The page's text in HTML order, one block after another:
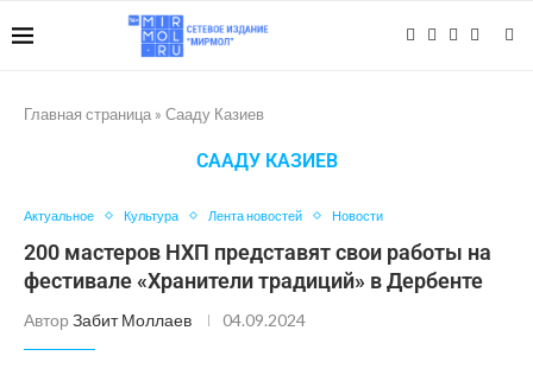
Главная страница » Сааду Казиев
СААДУ КАЗИЕВ
Актуальное Культура Лента новостей Новости
200 мастеров НХП представят свои работы на
фестивале «Хранители традиций» в Дербенте
Автор Забит Моллаев 04.09.2024